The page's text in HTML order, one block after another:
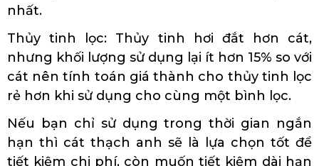
nhất.
Thủy tinh lọc: Thủy tinh hơi đắt hơn cát,
nhưng khối lượng sử dụng lại ít hơn 15% so với
cát nên tính toán giá thành cho thủy tinh lọc
rẻ hơn khi sử dụng cho cùng một bình lọc.
Nếu bạn chỉ sử dụng trong thời gian ngắn
hạn thì cát thạch anh sẽ là lựa chọn tốt để
tiết kiệm chi phí, còn muốn tiết kiệm dài hạn